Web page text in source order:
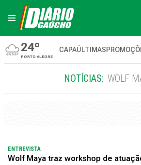
24º
PORTO ALEGRE
CAPAÚLTIMAS
NOTÍCIAS: WOLF
ENTREVISTA
Wolf Maya traz workshop de